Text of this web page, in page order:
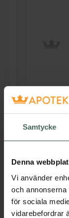
Samtycke
Denna
Vi använder
och
för sociala
vidarebefordrar